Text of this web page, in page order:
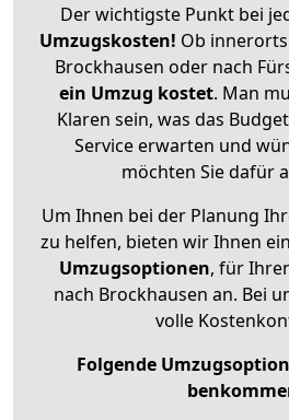
Der wichtigste Punkt bei
Umzugskosten! Ob
Brockhausen oder nach
ein Umzug kostet. Man
Klaren sein, was das
Service erwarten und
möchten Sie dafür
Um Ihnen bei der Planung
zu helfen, bieten wir Ihnen
Umzugsoptionen, für
nach Brockhausen an. Bei
volle
Folgende